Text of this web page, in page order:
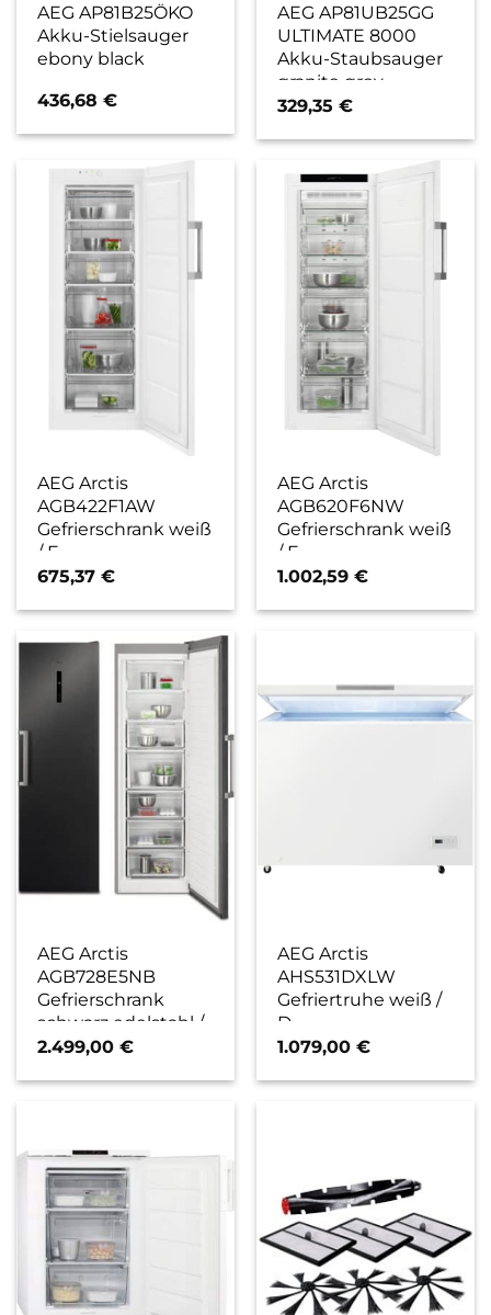
AEG AP81B25ÖKO
Akku-Stielsauger
ebony black
436,68€
AEG AP81UB25GG
ULTIMATE 8000
Akku-Staubsauger
granite grey
329,35€
AEG Arctis
AGB422F1AW
Gefrierschrank weiß
/ F
675,37€
AEG Arctis
AGB620F6NW
Gefrierschrank weiß
/ F
1.002,59€
AEG Arctis
AGB728E5NB
Gefrierschrank
schwarz edelstahl /
E
2.499,00€
AEG Arctis
AHS531DXLW
Gefriertruhe weiß /
D
1.079,00€